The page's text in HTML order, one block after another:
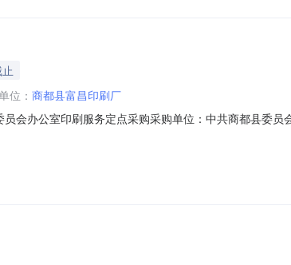
位： 商都县富昌印刷厂
会办公室印刷服务定点采购采购单位：中共商都县委员
目需求数量计量单位1印刷《